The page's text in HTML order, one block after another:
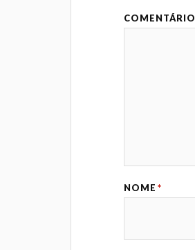
COMENTÁRIO
NOME *